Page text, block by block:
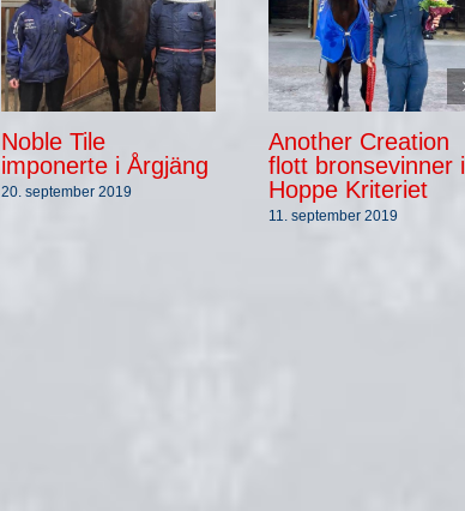
Noble Tile
imponerte i Årgjäng
20. september 2019
Another Creation
flott bronsevinner i
Hoppe Kriteriet
11. september 2019